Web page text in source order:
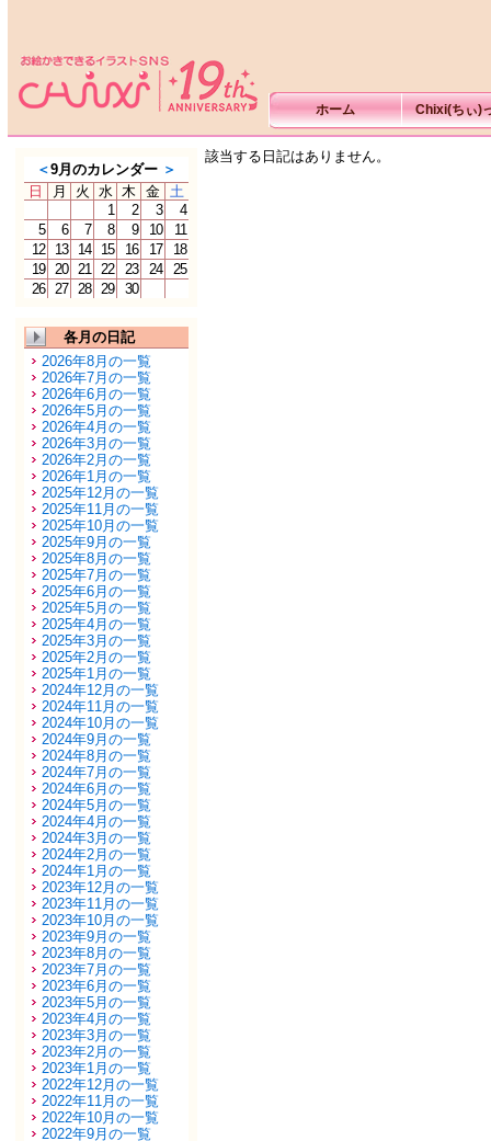
ホーム Chixi(ちぃ)
＜9月のカレンダー ＞
日
月 火 水 木 金 土
1
2 3
4
5
6 7 8 9 10
11
12
13 14 15 16 17
18
19 20 21 22 23 24
25
26 27 28 29 30
各月の日記
2026年8月の一覧
2026年7月の一覧
2026年6月の一覧
2026年5月の一覧
2026年4月の一覧
2026年3月の一覧
2026年2月の一覧
2026年1月の一覧
2025年12月の一覧
2025年11月の一覧
2025年10月の一覧
2025年9月の一覧
2025年8月の一覧
2025年7月の一覧
2025年6月の一覧
2025年5月の一覧
2025年4月の一覧
2025年3月の一覧
2025年2月の一覧
2025年1月の一覧
2024年12月の一覧
2024年11月の一覧
2024年10月の一覧
2024年9月の一覧
2024年8月の一覧
2024年7月の一覧
2024年6月の一覧
2024年5月の一覧
2024年4月の一覧
2024年3月の一覧
2024年2月の一覧
2024年1月の一覧
2023年12月の一覧
2023年11月の一覧
2023年10月の一覧
2023年9月の一覧
2023年8月の一覧
2023年7月の一覧
2023年6月の一覧
2023年5月の一覧
2023年4月の一覧
2023年3月の一覧
2023年2月の一覧
2023年1月の一覧
2022年12月の一覧
2022年11月の一覧
2022年10月の一覧
2022年9月の一覧
該当する日記はありません。